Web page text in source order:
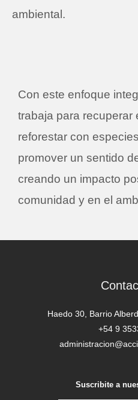
ambiental.
Con este enfoque
trabaja para recuperar
reforestar con
promover un sentido
creando un impacto
comunidad y en el
Haedo 30, Barrio
+54 9
Suscribite a